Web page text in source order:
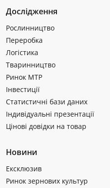
Дослідження
Рослинництво
Переробка
Логістика
Тваринництво
Ринок МТР
Інвестиції
Статистичні бази даних
Індивідуальні презентації
Цінові довідки на товар
Новини
Ексклюзив
Ринок зернових культур